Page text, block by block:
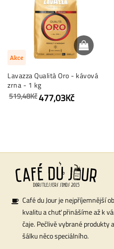
Akce
Lavazza Qualità Oro - kávová
zrna - 1 kg
519,48Kč477,03Kč
Café du Jour je nejpříjemnější
kvalitu a chuť přinášíme až k
čaje. Pečlivě vybrané produkty
šálku něco speciálního.